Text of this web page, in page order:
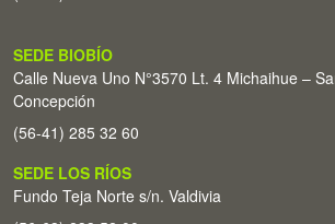
SEDE BIOBÍO
Calle Nueva Uno N°3570 Lt. 4 Michaihue –
Concepción
(56-41) 285 32 60
SEDE LOS RÍOS
Fundo Teja Norte s/n. Valdivia